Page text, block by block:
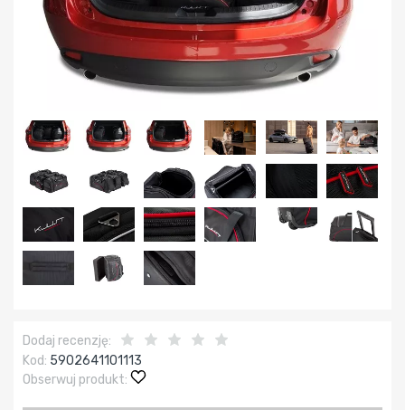
Dodaj recenzję:
Kod: 5902641101113
Obserwuj produkt: